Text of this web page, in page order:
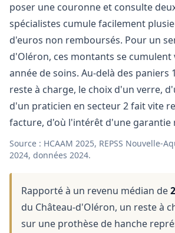
poser une couronne et consulte
spécialistes cumule facilement
d'euros non remboursés. Pour un
d'Oléron, ces montants se cumulent
année de soins. Au-delà des paniers
reste à charge, le choix d'un verre,
d'un praticien en secteur 2 fait vite
facture, d'où l'intérêt d'une garantie
Source : HCAAM 2025, REPSS Nouvelle-
2024, données 2024.
Rapporté à un revenu médian de
du Château-d'Oléron, un reste à
sur une prothèse de hanche